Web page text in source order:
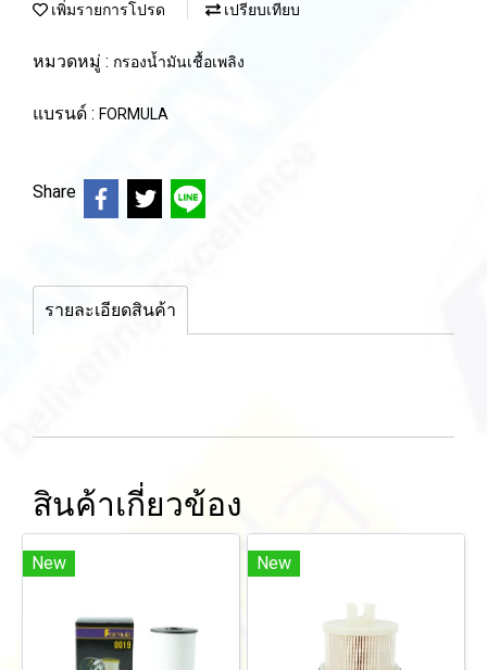
เพิ่มรายการโปรด เปรียบเทียบ
หมวดหมู่ : กรองน้ำมันเชื้อเพลิง
แบรนด์ : FORMULA
Share
รายละเอียดสินค้า
สินค้าเกี่ยวข้อง
New New